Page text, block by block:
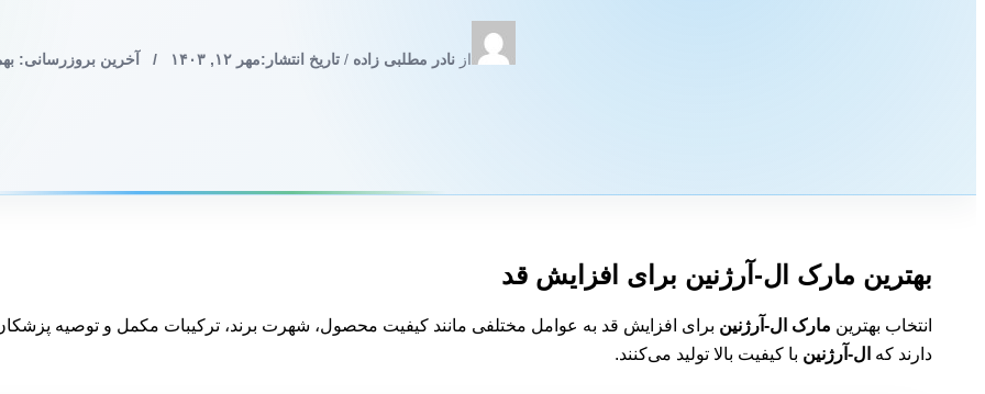
از نادر مطلبی زاده/تاریخ انتشار:مهر ۱۲, ۱۴۰۳ / آخرین بروزرسانی: بهمن ۱۵,
بهترین مارک ال-آرژنین برای افزایش قد
انتخاب بهترین مارک ال-آرژنین برای افزایش قد به عوامل مختلفی مانند کیفیت محصول، شهرت برند، ترکیبات مکمل و توصیه
دارند که ال-آرژنین با کیفیت بالا تولید می‌کنند.